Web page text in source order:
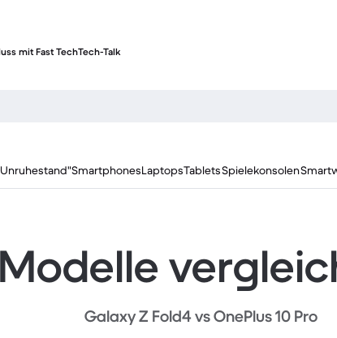
mit Fast TechTech-Talk
SmartphonesLaptopsTabletsSpielekonsolen
Modelle
Galaxy Z Fold4 vs OnePlus 10 Pro